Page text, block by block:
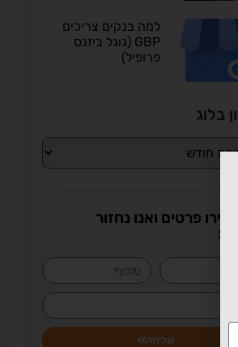
למה בנקים צריכים
GBP (גוגל ביזנס
פרופיל)
בלוג
פרטים ואנו נחזור
שליחה